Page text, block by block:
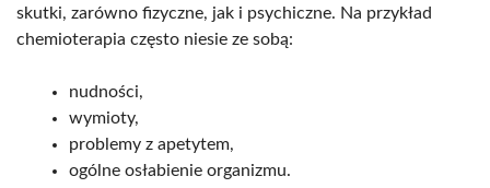
skutki, zarówno fizyczne, jak i psychiczne. Na przykład
chemioterapia często niesie ze sobą:
nudności,
wymioty,
problemy z apetytem,
ogólne osłabienie organizmu.